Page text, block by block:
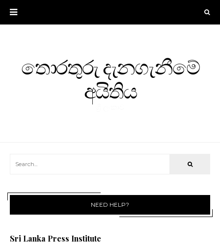
තොරතුරු දැනගැනීමේ
අයිතිය
NEED HELP?
Sri Lanka Press Institute